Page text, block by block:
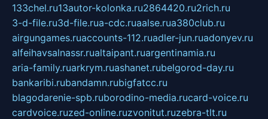
133chel.ru13autor-kolonka.ru2864420.ru2rich.ru
3-d-file.ru3d-file.rua-cdc.ruaalse.rua380club.ru
airgungames.ruaccounts-112.ruadler-jun.ruadonyev.ru
alfeihavsalnassr.rualtaipant.ruargentinamia.ru
aria-family.ruarkrym.ruashanet.rubelgorod-day.ru
bankaribi.rubandamn.rubigfatcc.ru
blagodarenie-spb.ruborodino-media.rucard-voice.ru
cardvoice.ruzed-online.ruzvonitut.ruzebra-tlt.ru